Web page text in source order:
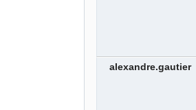
alexandre.gautier